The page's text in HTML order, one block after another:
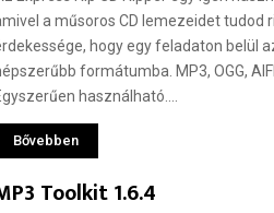
a műsoros CD lemezeidet tudod
hogy egy feladaton belül
formátumba. MP3, OGG,
használható....
Bővebben
Toolkit 1.6.4